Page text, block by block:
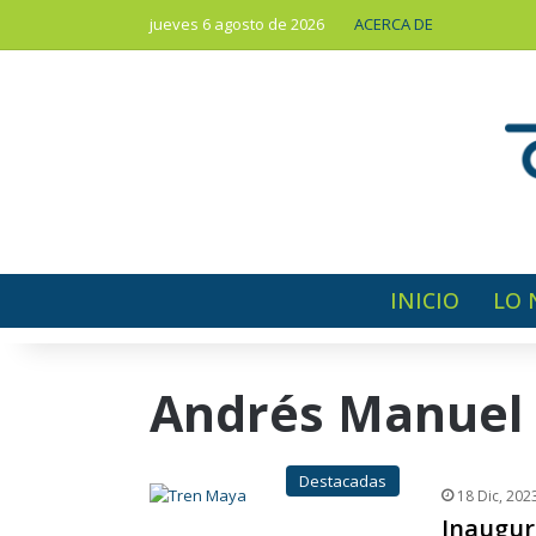
jueves 6 agosto de 2026 ACERCA DE
INICIO LO
Andrés
Destacadas
18 Dic,